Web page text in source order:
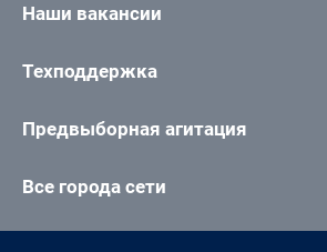
Наши вакансии
Техподдержка
Предвыборная агитация
Все города сети